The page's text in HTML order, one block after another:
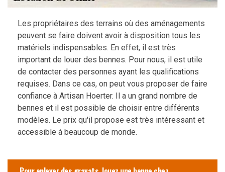
Les propriétaires des terrains où des aménagements
peuvent se faire doivent avoir à disposition tous les
matériels indispensables. En effet, il est très
important de louer des bennes. Pour nous, il est utile
de contacter des personnes ayant les qualifications
requises. Dans ce cas, on peut vous proposer de faire
confiance à Artisan Hoerter. Il a un grand nombre de
bennes et il est possible de choisir entre différents
modèles. Le prix qu'il propose est très intéressant et
accessible à beaucoup de monde.